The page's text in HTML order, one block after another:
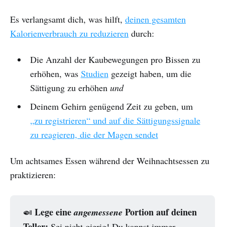
Es verlangsamt dich, was hilft, deinen gesamten
Kalorienverbrauch zu reduzieren durch:
Die Anzahl der Kaubewegungen pro Bissen zu
erhöhen, was Studiengezeigt haben, um die
Sättigung zu erhöhen und
Deinem Gehirn genügend Zeit zu geben, um
„zu registrieren“ und auf die Sättigungssignale
zu reagieren, die der Magen sendet
Um achtsames Essen während der Weihnachtsessen zu
praktizieren:
🍛 Lege eineangemessene Portion auf deinen